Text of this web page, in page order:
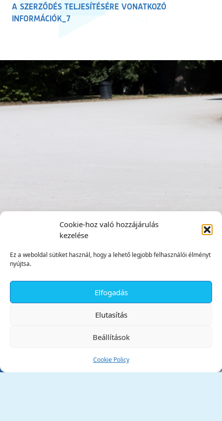
Cookie-hoz való hozzájárulás
kezelése
Ez a weboldal sütiket használ, hogy a lehető legjobb felhasználói élményt
nyújtsa.
Elfogadás
Elutasítás
Beállítások
Cookie Policy
A SZERZŐDÉS TELJESÍTÉSÉRE VONATKOZÓ
INFORMÁCIÓK_7(külső hivatkozás)
Tata Város Önkormányzata
✕